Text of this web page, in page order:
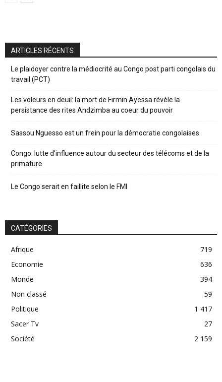
ARTICLES RÉCENTS
Le plaidoyer contre la médiocrité au Congo post parti congolais du
travail (PCT)
Les voleurs en deuil: la mort de Firmin Ayessa révèle la
persistance des rites Andzimba au coeur du pouvoir
Sassou Nguesso est un frein pour la démocratie congolaises
Congo: lutte d’influence autour du secteur des télécoms et de la
primature
Le Congo serait en faillite selon le FMI
CATÉGORIES
Afrique
719
Economie
636
Monde
394
Non classé
59
Politique
1 417
Sacer Tv
27
Société
2 159